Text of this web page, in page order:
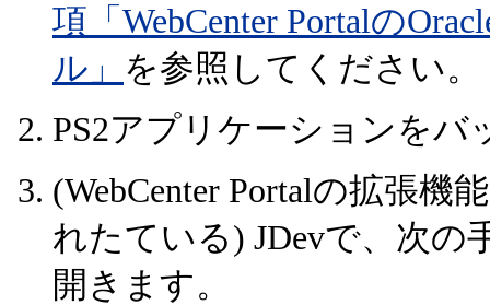
項「WebCenter Portalの
ル」 を参照してください。
PS2アプリケーションをバ
(WebCenter Portalの拡張機
れたている) JDevで、次
開きます。